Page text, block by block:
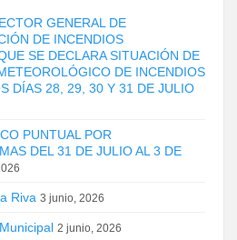
GENERAL DE
DE INCENDIOS
SE DECLARA SITUACIÓN DE
DE INCENDIOS
DÍAS 28, 29, 30 Y 31 DE JULIO
PUNTUAL POR
DEL 31 DE JULIO AL 3 DE
Riva 3 junio, 2026
2 junio, 2026